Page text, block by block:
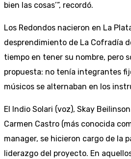
bien las cosas’”, recordó.
Los Redondos nacieron en La
desprendimiento de La Cofradía
tiempo en tener su nombre, pero
propuesta: no tenía integrantes
músicos se alternaban en los
El Indio Solari (voz), Skay
Carmen Castro (más conocida
manager, se hicieron cargo de la
liderazgo del proyecto. En